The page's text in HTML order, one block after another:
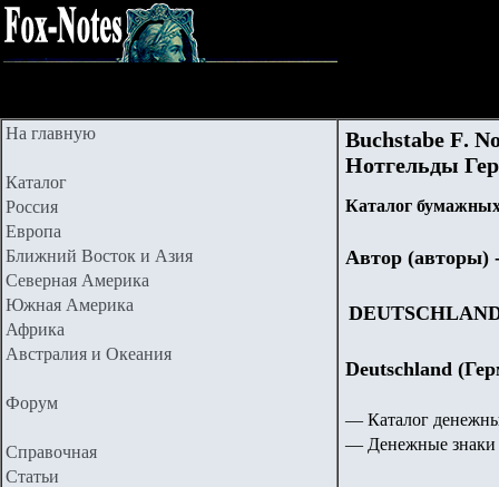
На главную
Каталог
Россия
Европа
Ближний Восток и Азия
Северная Америка
Южная Америка
Африка
Австралия и Океания
Форум
Справочная
Статьи
Buchstabe F.
Нотгельды
Каталог
Автор
Deutschland
— Каталог
— Денежные знаки